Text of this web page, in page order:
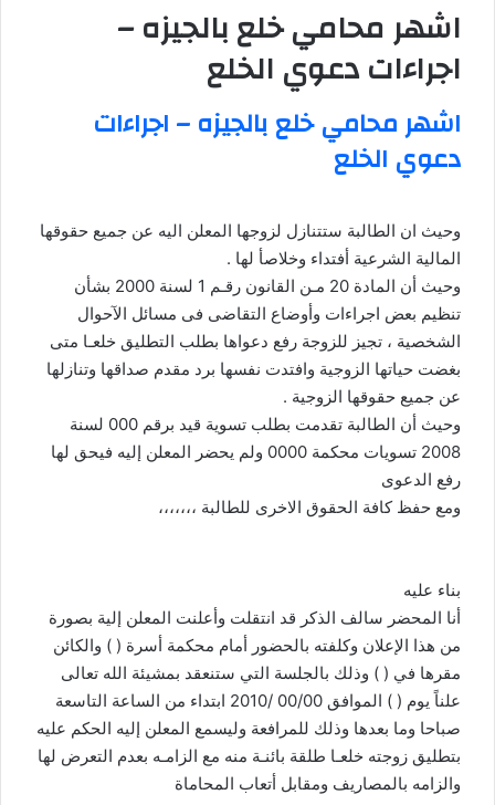
اشهر محامي خلع بالجيزه –
اجراءات دعوي الخلع
اشهر محامي خلع بالجيزه – اجراءات
دعوي الخلع
وحيث ان الطالبة ستتنازل لزوجها المعلن اليه عن جميع حقوقها
المالية الشرعية أفتداء وخلاصأ لها .
وحيث أن المادة 20 مـن القانون رقـم 1 لسنة 2000 بشأن
تنظيم بعض اجراءات وأوضاع التقاضى فى مسائل الآحوال
الشخصية ، تجيز للزوجة رفع دعواها بطلب التطليق خلعـا متى
بغضت حياتها الزوجية وافتدت نفسها برد مقدم صداقها وتنازلها
عن جميع حقوقها الزوجية .
وحيث أن الطالبة تقدمت بطلب تسوية قيد برقم 000 لسنة
2008 تسويات محكمة 0000 ولم يحضر المعلن إليه فيحق لها
رفع الدعوى
ومع حفظ كافة الحقوق الاخرى للطالبة ،،،،،،،
بناء عليه
أنا المحضر سالف الذكر قد انتقلت وأعلنت المعلن إلية بصورة
من هذا الإعلان وكلفته بالحضور أمام محكمة أسرة ( ) والكائن
مقرها في ( ) وذلك بالجلسة التي ستنعقد بمشيئة الله تعالى
علناً يوم ( ) الموافق 00/00 /2010 ابتداء من الساعة التاسعة
صباحا وما بعدها وذلك للمرافعة وليسمع المعلن إليه الحكم عليه
بتطليق زوجته خلعـا طلقة بائنـة منه مع الزامـه بعدم التعرض لها
والزامه بالمصاريف ومقابل أتعاب المحاماة